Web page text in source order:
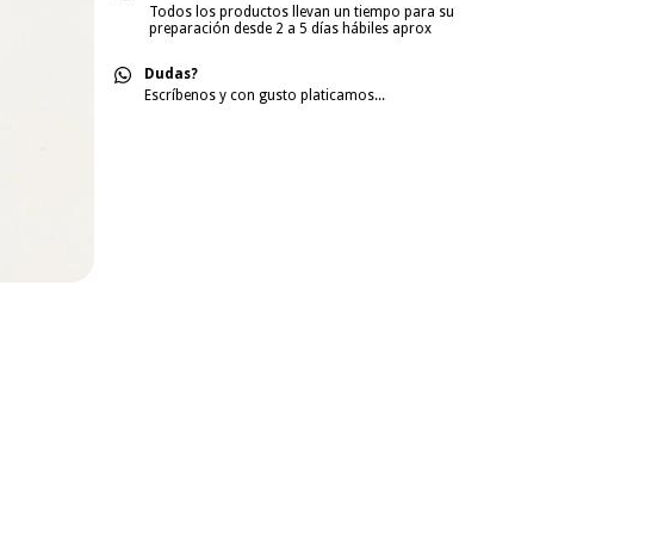
Todos los productos llevan un tiempo para su
preparación desde 2 a 5 días hábiles aprox
Dudas?
Escríbenos y con gusto platicamos...